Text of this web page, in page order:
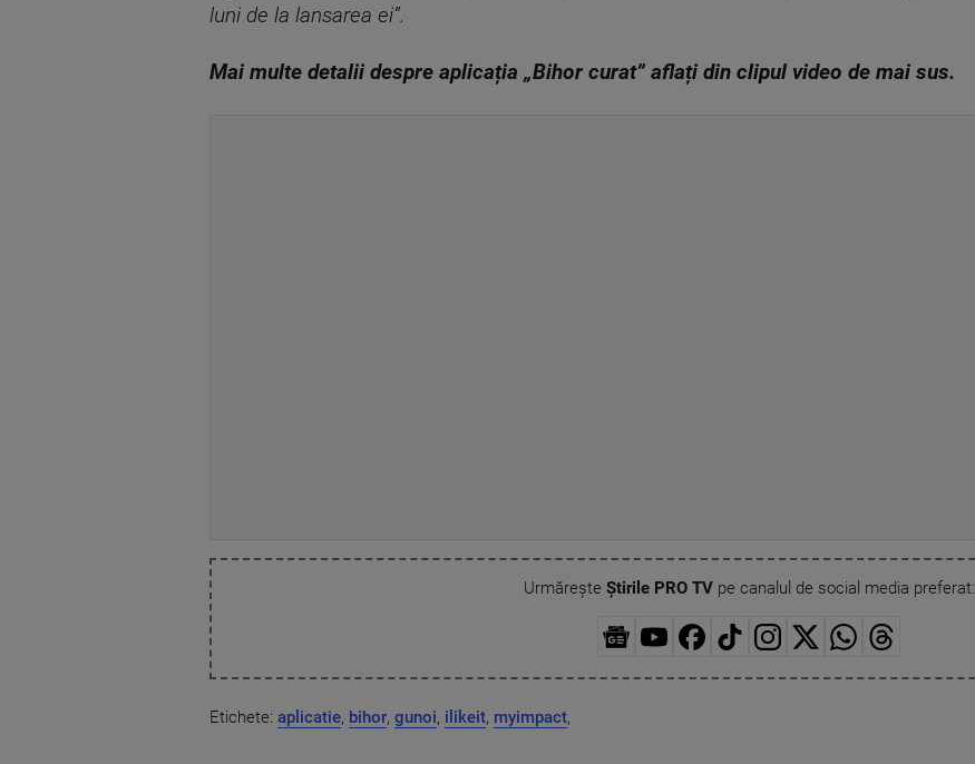
luni de la lansarea ei”.
Mai multe detalii despre aplicația „Bihor curat” aflați din clipul video de mai sus.
Urmărește Știrile PRO TVpe canalul de social media preferat:
Etichete: aplicatie, bihor, gunoi, ilikeit, myimpact,